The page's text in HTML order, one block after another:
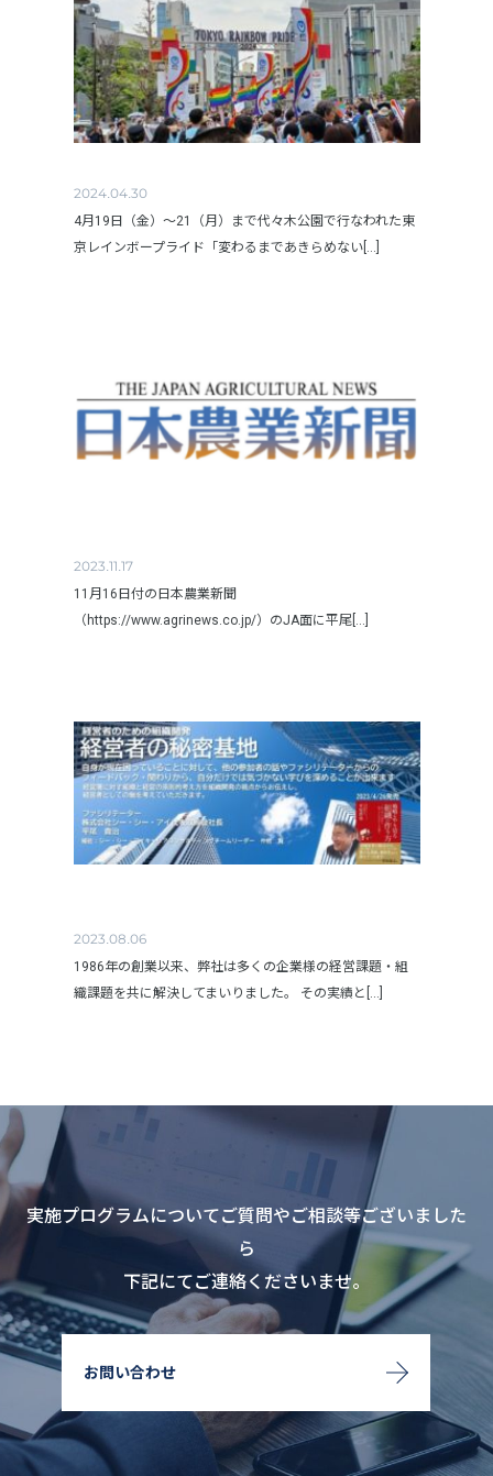
2024.04.30
4月19日（金）～21（月）まで代々木公園で行なわれた東
京レインボープライド「変わるまであきらめない[...]
2023.11.17
11月16日付の日本農業新聞
（https://www.agrinews.co.jp/）のJA面に平尾[...]
2023.08.06
1986年の創業以来、弊社は多くの企業様の経営課題・組
織課題を共に解決してまいりました。 その実績と[...]
実施プログラムについてご質問やご相談等ございました
ら
下記にてご連絡くださいませ。
お問い合わせ